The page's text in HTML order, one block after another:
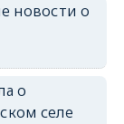
новости о
о
селе